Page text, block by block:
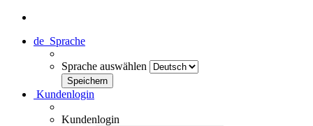
de Sprache
Sprache auswählen
Kundenlogin
Kundenlogin